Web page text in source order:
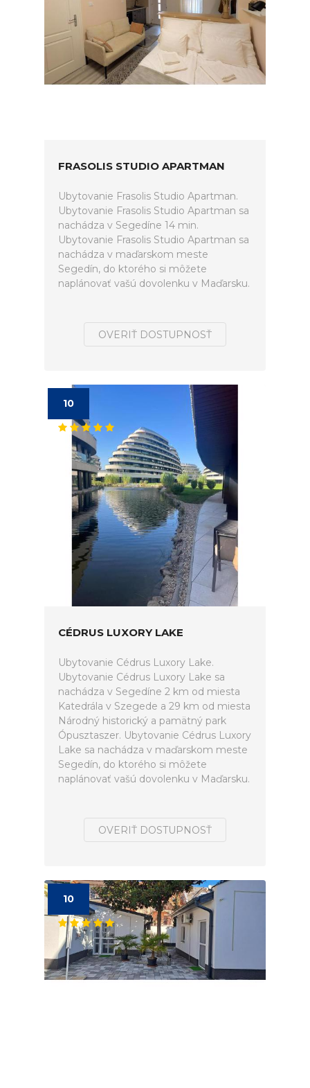
FRASOLIS STUDIO APARTMAN
Ubytovanie Frasolis Studio Apartman.
Ubytovanie Frasolis Studio Apartman sa
nachádza v Segedíne 14 min.
Ubytovanie Frasolis Studio Apartman sa
nachádza v maďarskom meste
Segedín, do ktorého si môžete
naplánovať vašú dovolenku v Maďarsku.
OVERIŤ DOSTUPNOSŤ
10
CÉDRUS LUXORY LAKE
Ubytovanie Cédrus Luxory Lake.
Ubytovanie Cédrus Luxory Lake sa
nachádza v Segedíne 2 km od miesta
Katedrála v Szegede a 29 km od miesta
Národný historický a pamätný park
Ópusztaszer. Ubytovanie Cédrus Luxory
Lake sa nachádza v maďarskom meste
Segedín, do ktorého si môžete
naplánovať vašú dovolenku v Maďarsku.
OVERIŤ DOSTUPNOSŤ
10